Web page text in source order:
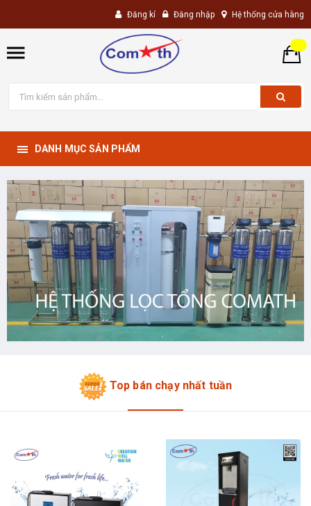
Đăng kí Đăng nhập Hệ thống cửa hàng
DANH MỤC SẢN PHẨM
Top bán chạy nhất tuần